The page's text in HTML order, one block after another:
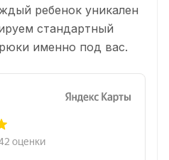
ребенок уникален
стандартный
именно под вас.